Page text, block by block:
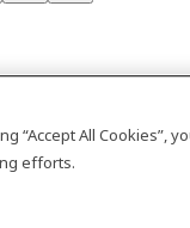
“Accept All Cookies”,
efforts.